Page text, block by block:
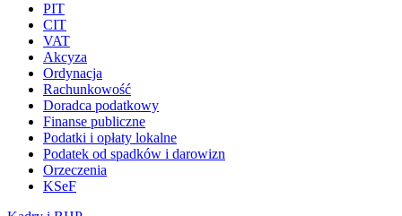
PIT
CIT
VAT
Akcyza
Ordynacja
Rachunkowość
Doradca podatkowy
Finanse publiczne
Podatki i opłaty lokalne
Podatek od spadków i darowizn
Orzeczenia
KSeF